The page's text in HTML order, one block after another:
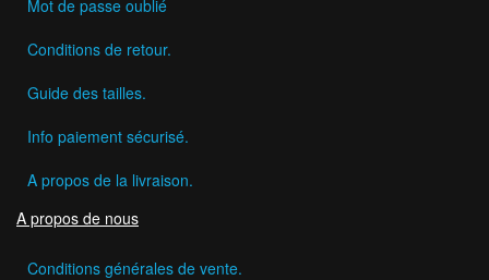
Mot de passe oublié
Conditions de retour.
Guide des tailles.
Info paiement sécurisé.
A propos de la livraison.
A propos de nous
Conditions générales de vente.